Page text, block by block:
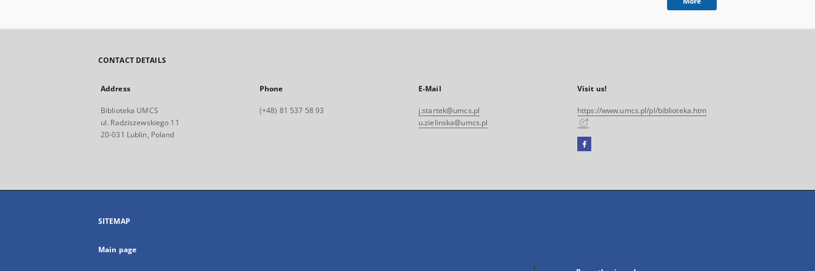
CONTACT DETAILS
Address
Biblioteka UMCS
ul. Radziszewskiego 11
20-031 Lublin, Poland
Phone
(+48) 81 537 58 93
E-Mail
j.startek@umcs.pl
u.zielinska@umcs.pl
Visit us!
https://www.umcs.pl/pl/biblioteka.htm
Facebook
open
SITEMAP
Main page